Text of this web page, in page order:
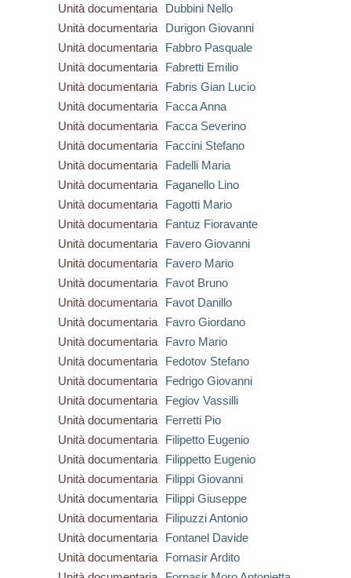
Unità documentaria
Dubbini Nello
Unità documentaria
Durigon Giovanni
Unità documentaria
Fabbro Pasquale
Unità documentaria
Fabretti Emilio
Unità documentaria
Fabris Gian Lucio
Unità documentaria
Facca Anna
Unità documentaria
Facca Severino
Unità documentaria
Faccini Stefano
Unità documentaria
Fadelli Maria
Unità documentaria
Faganello Lino
Unità documentaria
Fagotti Mario
Unità documentaria
Fantuz Fioravante
Unità documentaria
Favero Giovanni
Unità documentaria
Favero Mario
Unità documentaria
Favot Bruno
Unità documentaria
Favot Danillo
Unità documentaria
Favro Giordano
Unità documentaria
Favro Mario
Unità documentaria
Fedotov Stefano
Unità documentaria
Fedrigo Giovanni
Unità documentaria
Fegiov Vassilli
Unità documentaria
Ferretti Pio
Unità documentaria
Filipetto Eugenio
Unità documentaria
Filippetto Eugenio
Unità documentaria
Filippi Giovanni
Unità documentaria
Filippi Giuseppe
Unità documentaria
Filipuzzi Antonio
Unità documentaria
Fontanel Davide
Unità documentaria
Fornasir Ardito